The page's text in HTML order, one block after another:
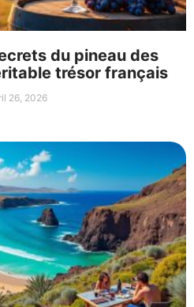
du pineau des
trésor français
26, 2026